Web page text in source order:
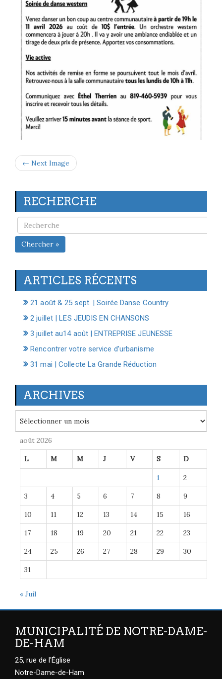
← Next Image
RECHERCHE
Chercher »
ARTICLES RÉCENTS
21 août & 25 sept. | Soirée Danse Country
2 juillet | LES JEUDIS EN CHANSONS
3 juillet au14 août | ENTREPRISE JEUNESSE
Rencontrer votre service d’urbanisme
31 mai | Collecte La Grande Réduction
ARCHIVES
août 2026
L M M J V S D
1 2
3 4 5 6 7 8 9
10 11 12 13 14 15 16
17 18 19 20 21 22 23
24 25 26 27 28 29 30
31
« Juil
MUNICIPALITÉ DE NOTRE-DAME-
DE-HAM
25, rue de l'Église
Notre-Dame-de-Ham